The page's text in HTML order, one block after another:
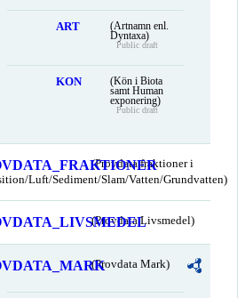
ART
(Artnamn enl.
Dyntaxa)
Public draft
KON
(Kön i Biota
samt Human
exponering)
Public draft
(Provdata fraktioner i
Luft/Sediment/Slam/Vatten/Grundvatten)
(Provdata Livsmedel)
(Provdata Mark)